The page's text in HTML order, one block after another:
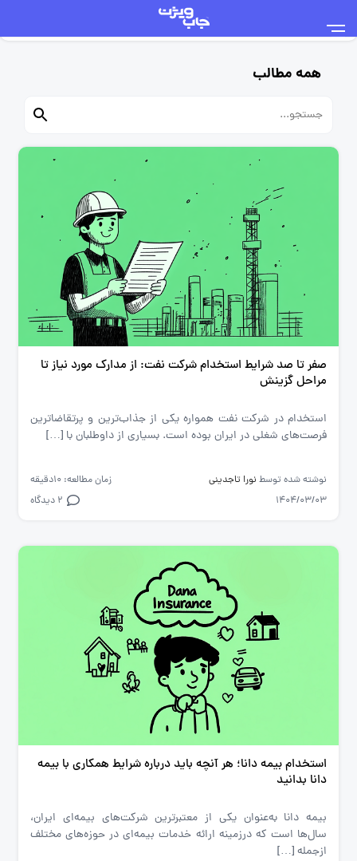
همه مطالب
صفر تا صد شرایط استخدام شرکت نفت: از مدارک مورد نیاز تا
مراحل گزینش
استخدام در شرکت نفت همواره یکی از جذاب‌ترین و پرتقاضاترین
فرصت‌های شغلی در ایران بوده است. بسیاری از داوطلبان با […]
نوشته شده توسط نورا تاجدینی
زمان مطالعه: 10دقیقه
1404/03/03
2 دیدگاه
استخدام بیمه دانا؛ هر آنچه باید درباره شرایط همکاری با بیمه
دانا بدانید
بیمه دانا به‌عنوان یکی از معتبرترین شرکت‌های بیمه‌ای ایران،
سال‌ها است که درزمینه ارائه خدمات بیمه‌ای در حوزه‌های مختلف
ازجمله […]